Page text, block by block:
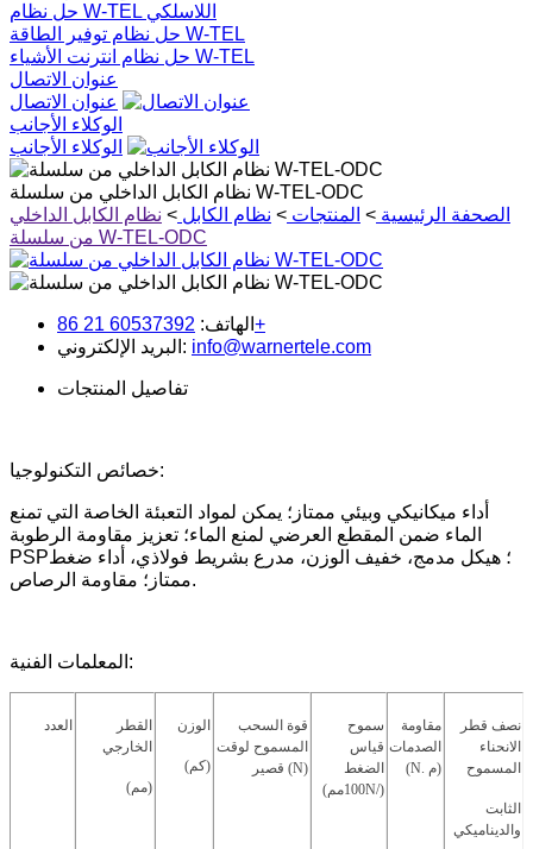
حل نظام W-TEL اللاسلكي
حل نظام توفير الطاقة W-TEL
حل نظام انترنت الأشياء W-TEL
عنوان الاتصال
عنوان الاتصال
الوكلاء الأجانب
الوكلاء الأجانب
نظام الكابل الداخلي من سلسلة W-TEL-ODC
الصحفة الرئيسية > المنتجات > نظام الكابل > نظام الكابل الداخلي
من سلسلة W-TEL-ODC
الهاتف: 60537392 21 86+
البريد الإلكتروني: info@warnertele.com
تفاصيل المنتجات
خصائص التكنولوجيا:
أداء ميكانيكي وبيئي ممتاز؛ يمكن لمواد التعبئة الخاصة التي تمنع
الماء ضمن المقطع العرضي لمنع الماء؛ تعزيز مقاومة الرطوبة
PSP؛ هيكل مدمج، خفيف الوزن، مدرع بشريط فولاذي، أداء ضغط
ممتاز؛ مقاومة الرصاص.
المعلمات الفنية:
العدد
القطر
الخارجي
(مم)
الوزن
(كم)
قوة السحب
المسموح لوقت
قصير (N)
سموح
قياس
الضغط
(100ممN/)
مقاومة
الصدمات
(N . م)
نصف قطر
الانحناء
المسموح
الثابت
والديناميكي